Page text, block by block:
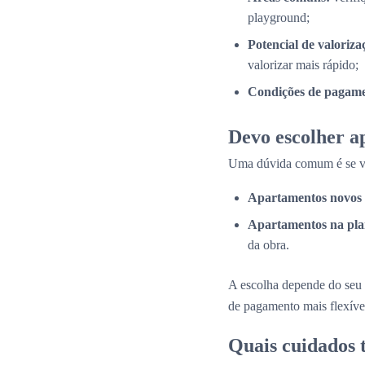
playground;
Potencial de
valorizar mais rápido;
Condições de
Devo escolher
Uma dúvida comum é se
Apartamentos
Apartamentos na
da obra.
A escolha depende do
de pagamento mais
Quais